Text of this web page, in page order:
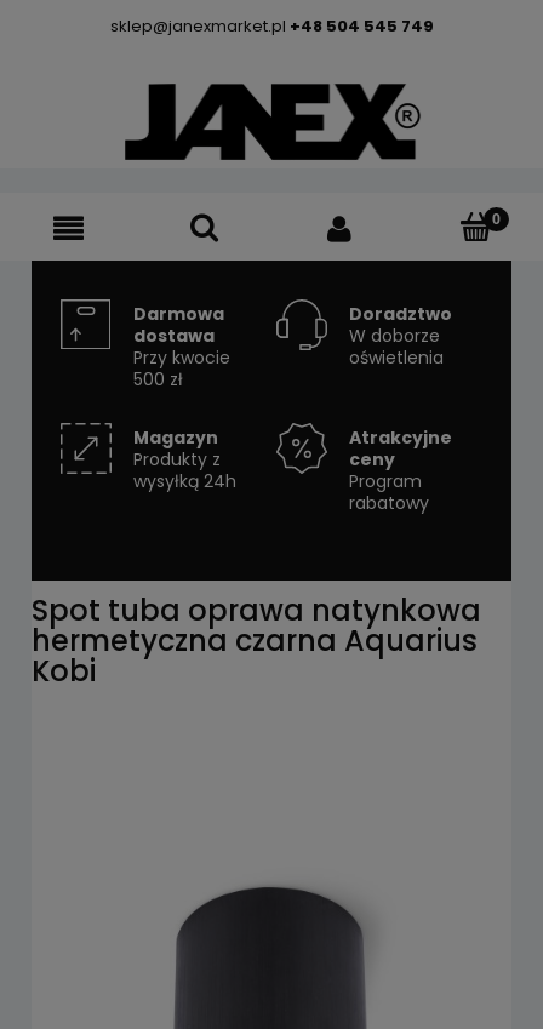
sklep@janexmarket.pl +48 504 545 749
Darmowa
dostawa
Przy kwocie
500 zł
Doradztwo
W doborze
oświetlenia
Magazyn
Produkty z
wysyłką 24h
Atrakcyjne
ceny
Program
rabatowy
Spot tuba oprawa natynkowa
hermetyczna czarna Aquarius
Kobi